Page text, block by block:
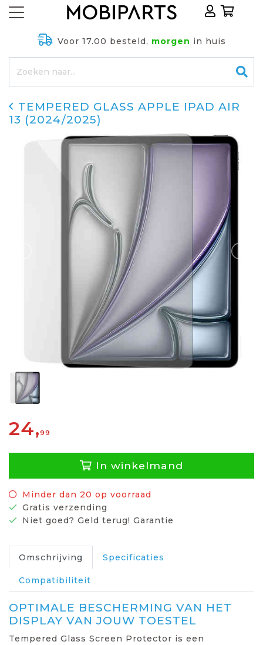
Voor 17.00 besteld, morgen in huis
TEMPERED GLASS APPLE IPAD AIR
13 (2024/2025)
24,99
In winkelmand
Minder dan 20 op voorraad
Gratis verzending
Niet goed? Geld terug! Garantie
Omschrijving Specificaties
Compatibiliteit
OPTIMALE BESCHERMING VAN HET
DISPLAY VAN JOUW TOESTEL
Tempered Glass Screen Protector is een